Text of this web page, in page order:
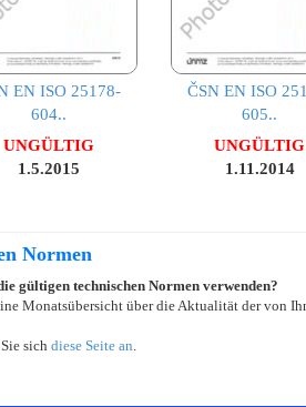
EN ISO 25178-
604..
UNGÜLTIG
1.5.2015
ČSN EN ISO
605..
UNGÜLTIG
1.11.2014
Normen
gültigen technischen Normen verwenden?
Monatsübersicht über die Aktualität der von
sichdiese Seite an.